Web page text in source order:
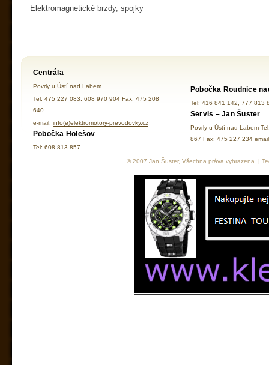
Elektromagnetické brzdy, spojky
Centrála
Povrly u Ústí nad Labem
Tel: 475 227 083, 608 970 904 Fax: 475 208
640
e-mail: info(e)elektromotory-prevodovky.cz
Pobočka Holešov
Tel: 608 813 857
Pobočka Roudnice
Tel: 416 841 142, 777 813
Servis – Jan Šuster
Povrly u Ústí nad Labem
867 Fax: 475 227 234
© 2007 Jan Šuster, Všechna práva vyhrazena. |